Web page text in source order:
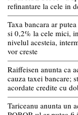
refinantare la cele in
Taxa bancara ar
si 0,2% la cele mici,
nivelul acesteia,
vor creste
Raiffeisen anunta ca
cauza taxei bancare;
acordate credite cu
Tariceanu anunta un